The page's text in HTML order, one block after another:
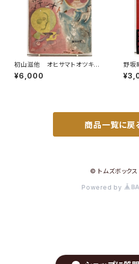
初山滋他 オヒサマトオツキサ
マ 幼児標準繪本７ 昭和15年
初版の16年47刷（1941） 編輯
¥6,000
野坂
場
社
商品一覧に戻
© トムズボックス
Powered by